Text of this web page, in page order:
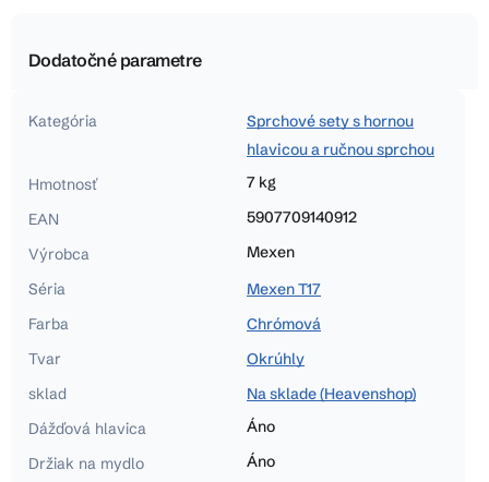
Dodatočné parametre
Kategória
Sprchové sety s hornou
hlavicou a ručnou sprchou
Hmotnosť
7 kg
EAN
5907709140912
Výrobca
Mexen
Séria
Mexen T17
Farba
Chrómová
Tvar
Okrúhly
sklad
Na sklade (Heavenshop)
Dážďová hlavica
Áno
Držiak na mydlo
Áno